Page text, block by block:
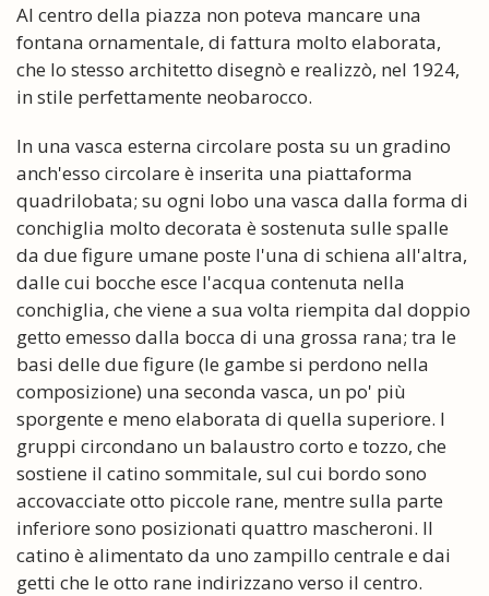
Al centro della piazza non poteva mancare una
fontana ornamentale, di fattura molto elaborata,
che lo stesso architetto disegnò e realizzò, nel 1924,
in stile perfettamente neobarocco.
In una vasca esterna circolare posta su un gradino
anch'esso circolare è inserita una piattaforma
quadrilobata; su ogni lobo una vasca dalla forma di
conchiglia molto decorata è sostenuta sulle spalle
da due figure umane poste l'una di schiena all'altra,
dalle cui bocche esce l'acqua contenuta nella
conchiglia, che viene a sua volta riempita dal doppio
getto emesso dalla bocca di una grossa rana; tra le
basi delle due figure (le gambe si perdono nella
composizione) una seconda vasca, un po' più
sporgente e meno elaborata di quella superiore. I
gruppi circondano un balaustro corto e tozzo, che
sostiene il catino sommitale, sul cui bordo sono
accovacciate otto piccole rane, mentre sulla parte
inferiore sono posizionati quattro mascheroni. Il
catino è alimentato da uno zampillo centrale e dai
getti che le otto rane indirizzano verso il centro.